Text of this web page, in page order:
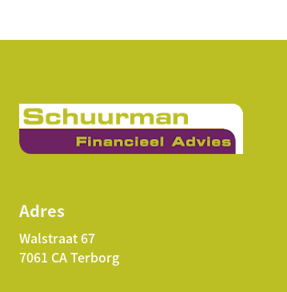
Adres
Walstraat 67
7061 CA Terborg